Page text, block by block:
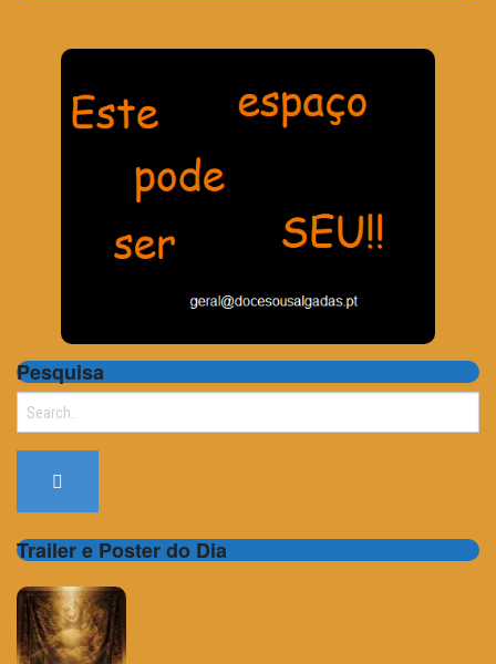
Pesquisa
Search
Trailer e Poster do Dia